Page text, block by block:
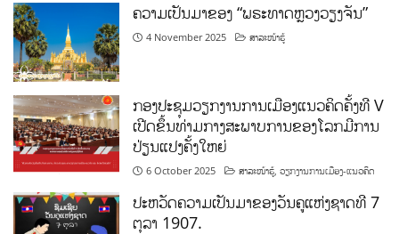
ຄວາມເປັນມາຂອງ “ພຣະທາດຫຼວງວຽງຈັນ”
4 November 2025 ສາລະໜ້າຮູ້
ກອງປະຊຸມວຽກງານການເມືອງແນວຄິດຄັ້ງທີ V
ເປີດຂຶ້ນທ່າມກາງສະພາບການຂອງໂລກມີການ
ປ່ຽນແປງຄັ້ງໃຫຍ່
6 October 2025 ສາລະໜ້າຮູ້ ,ວຽກງານການເມືອງ-ແນວຄິດ
ປະຫວັດຄວາມເປັນມາຂອງວັນຄູແຫ່ງຊາດທີ 7
ຕຸລາ 1907.